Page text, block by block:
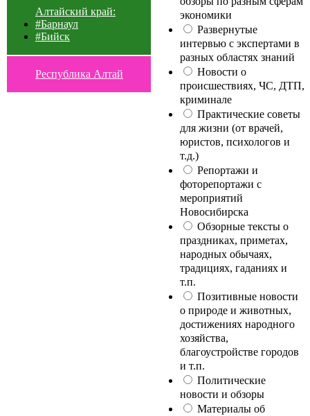
Алтайский край:
#Барнаул
#Бийск
Республика Алтай
экономики
Развернутые
интервью с экспертами в
разных областях знаний
Новости о
происшествиях, ЧС, ДТП,
криминале
Практические советы
для жизни (от врачей,
юристов, психологов и
т.д.)
Репортажи и
фоторепортажи с
мероприятий
Новосибирска
Обзорные тексты о
праздниках, приметах,
народных обычаях,
традициях, гаданиях и
т.п.
Позитивные новости
о природе и животных,
достижениях народного
хозяйства,
благоустройстве городов
и т.п.
Политические
новости и обзоры
Материалы об